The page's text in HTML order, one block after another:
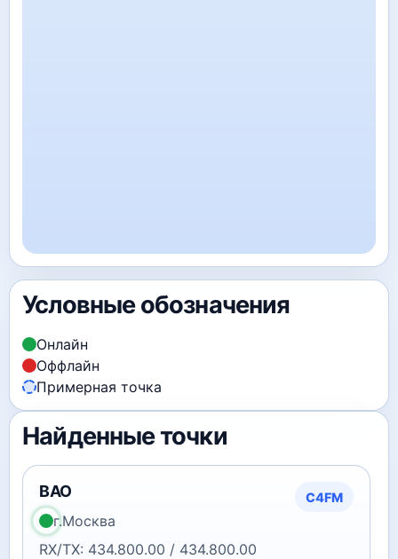
Условные обозначения
Онлайн
Оффлайн
Примерная точка
Найденные точки
ВАО C4FM
г.Москва
RX/TX: 434.800.00 / 434.800.00